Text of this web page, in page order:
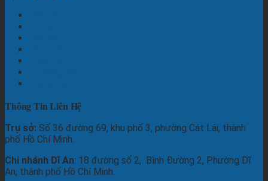
Thông Tin Liên Hệ
Trụ sở: Số 36 đường 69, khu phố 3, phường Cát Lái, thành
phố Hồ Chí Minh.
Chi nhánh Dĩ An: 18 đường số 2, Bình Đường 2, Phường Dĩ
An, thành phố Hồ Chí Minh.